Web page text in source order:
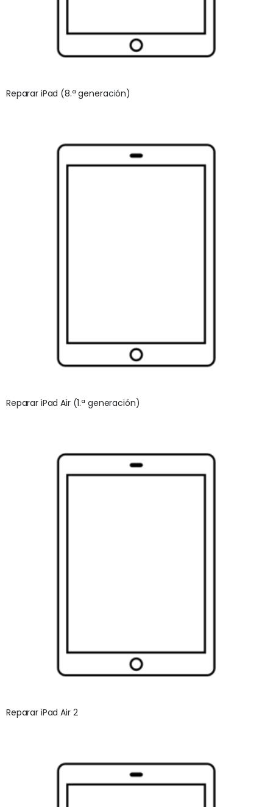
Reparar iPad (8.ª generación)
Reparar iPad Air (1.ª generación)
Reparar iPad Air 2